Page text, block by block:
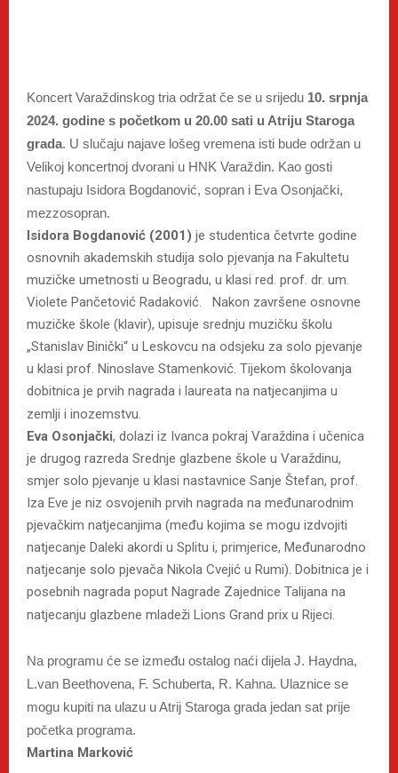
Koncert Varaždinskog tria održat če se u srijedu 10. srpnja
2024. godine s početkom u 20.00 sati u Atriju Staroga
grada. U slučaju najave lošeg vremena isti bude održan u
Velikoj koncertnoj dvorani u HNK Varaždin. Kao gosti
nastupaju Isidora Bogdanović, sopran i Eva Osonjački,
mezzosopran.
Isidora Bogdanović (2001) je studentica četvrte godine
osnovnih akademskih studija solo pjevanja na Fakultetu
muzičke umetnosti u Beogradu, u klasi red. prof. dr. um.
Violete Pančetović Radaković. Nakon završene osnovne
muzičke škole (klavir), upisuje srednju muzičku školu
„Stanislav Binički“ u Leskovcu na odsjeku za solo pjevanje
u klasi prof. Ninoslave Stamenković. Tijekom školovanja
dobitnica je prvih nagrada i laureata na natjecanjima u
zemlji i inozemstvu.
Eva Osonjački, dolazi iz Ivanca pokraj Varaždina i učenica
je drugog razreda Srednje glazbene škole u Varaždinu,
smjer solo pjevanje u klasi nastavnice Sanje Štefan, prof.
Iza Eve je niz osvojenih prvih nagrada na međunarodnim
pjevačkim natjecanjima (među kojima se mogu izdvojiti
natjecanje Daleki akordi u Splitu i, primjerice, Međunarodno
natjecanje solo pjevača Nikola Cvejić u Rumi). Dobitnica je i
posebnih nagrada poput Nagrade Zajednice Talijana na
natjecanju glazbene mladeži Lions Grand prix u Rijeci.
Na programu će se između ostalog naći dijela J. Haydna,
L.van Beethovena, F. Schuberta, R. Kahna. Ulaznice se
mogu kupiti na ulazu u Atrij Staroga grada jedan sat prije
početka programa.
Martina Marković